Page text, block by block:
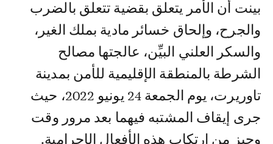
بينت أن الأمر يتعلق بقضية تتعلق بالضرب
والجرح، وإلحاق خسائر مادية بملك الغير،
والسكر العلني البيِّن، عالجتها مصالح
الشرطة بالمنطقة الإقليمية للأمن بمدينة
تاوريرت، يوم الجمعة 24 يونيو 2022، حيث
جرى إيقاف المشتبه فيهما بعد مرور وقت
وجيز من ارتكاب هذه الأفعال الإجرامية.